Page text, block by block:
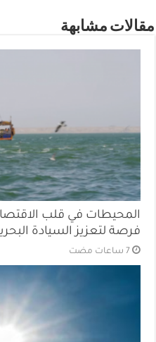
مقالات مشابهة
المحيطات في قلب
فرصة لتعزيز السيادة